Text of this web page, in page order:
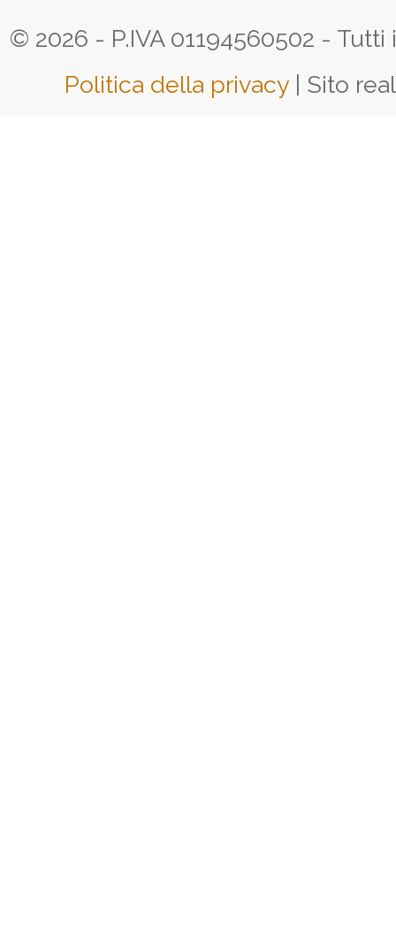
© 2026 - P.IVA 01194560502 -
Politica della privacy | Sito